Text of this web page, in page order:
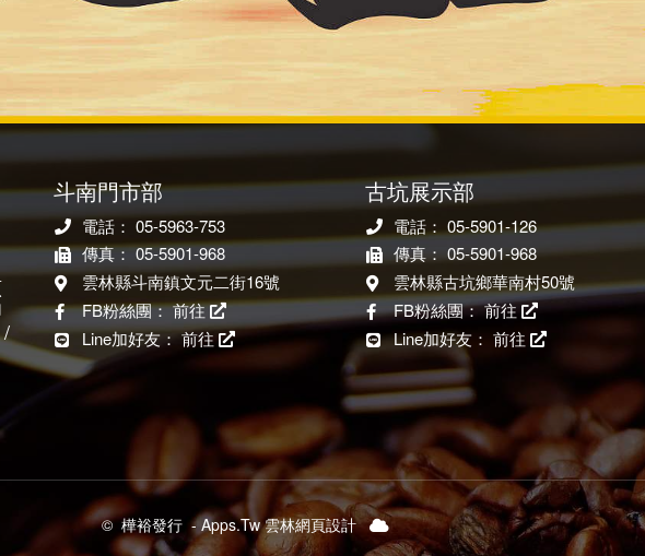
斗南門市部
電話： 05-5963-753
傳真： 05-5901-968
雲林縣斗南鎮文元二街16號
FB粉絲團：前往
Line加好友：前往
古坑展示部
電話： 05-5901-126
傳真： 05-5901-968
雲林縣古坑鄉華南村50號
FB粉絲團：前往
Line加好友： 前往
©樺裕發行-Apps.Tw 雲林網頁設計